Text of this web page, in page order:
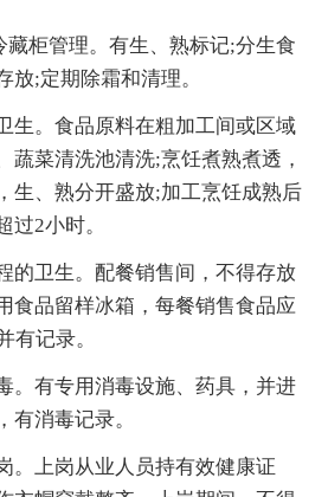
藏柜管理。有生、熟标记;分生食
放;定期除霜和清理。
生。食品原料在粗加工间或区域
蔬菜清洗池清洗;烹饪煮熟煮透，
生、熟分开盛放;加工烹饪成熟后
过2小时。
的卫生。配餐销售间，不得存放
食品留样冰箱，每餐销售食品应
有记录。
。有专用消毒设施、药具，并进
有消毒记录。
。上岗从业人员持有效健康证